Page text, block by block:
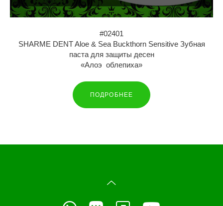
#02401
SHARME DENT Aloe & Sea Buckthorn Sensitive Зубная
паста для защиты десен
«Алоэ облепиха»
ПОДРОБНЕЕ